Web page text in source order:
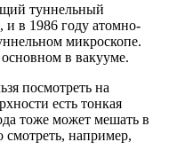
туннельный
в 1986 году атомно-
микроскопе.
в вакууме.
посмотреть на
есть тонкая
тоже может мешать в
например,